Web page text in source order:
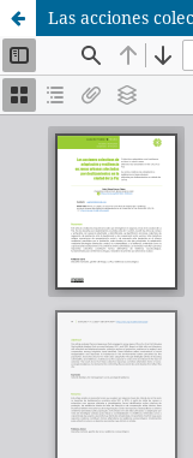
Las acciones